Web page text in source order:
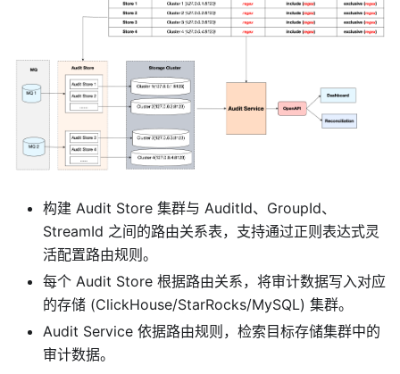
构建 Audit Store 集群与 AuditId、GroupId、
StreamId 之间的路由关系表，支持通过正则表达式灵
活配置路由规则。
每个 Audit Store 根据路由关系，将审计数据写入对应
的存储 (ClickHouse/StarRocks/MySQL) 集群。
Audit Service 依据路由规则，检索目标存储集群中的
审计数据。